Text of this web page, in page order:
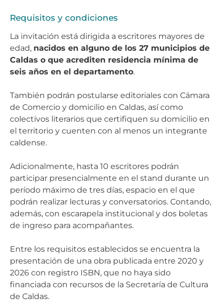
Requisitos y condiciones
La invitación está dirigida a escritores mayores de
edad, nacidos en alguno de los 27 municipios de
Caldas o que acrediten residencia mínima de
seis años en el departamento.
También podrán postularse editoriales con Cámara
de Comercio y domicilio en Caldas, así como
colectivos literarios que certifiquen su domicilio en
el territorio y cuenten con al menos un integrante
caldense.
Adicionalmente, hasta 10 escritores podrán
participar presencialmente en el stand durante un
período máximo de tres días, espacio en el que
podrán realizar lecturas y conversatorios. Contando,
además, con escarapela institucional y dos boletas
de ingreso para acompañantes.
Entre los requisitos establecidos se encuentra la
presentación de una obra publicada entre 2020 y
2026 con registro ISBN, que no haya sido
financiada con recursos de la Secretaría de Cultura
de Caldas.